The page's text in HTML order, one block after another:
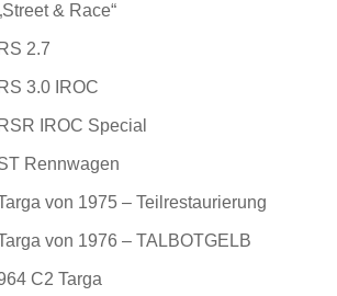
& Race“
2.7
3.0 IROC
IROC Special
Rennwagen
von 1975 – Teilrestaurierung
von 1976 – TALBOTGELB
C2 Targa